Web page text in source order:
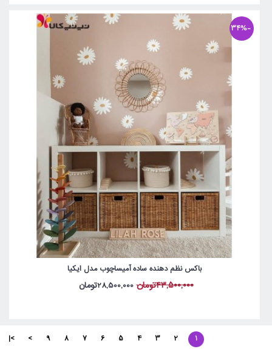
-34%
باکس نظم دهنده ساده آمیساچوب مدل ایکیا
43,500,000تومان 28,500,000تومان
1
2
3
4
5
6
7
8
9
>
>|